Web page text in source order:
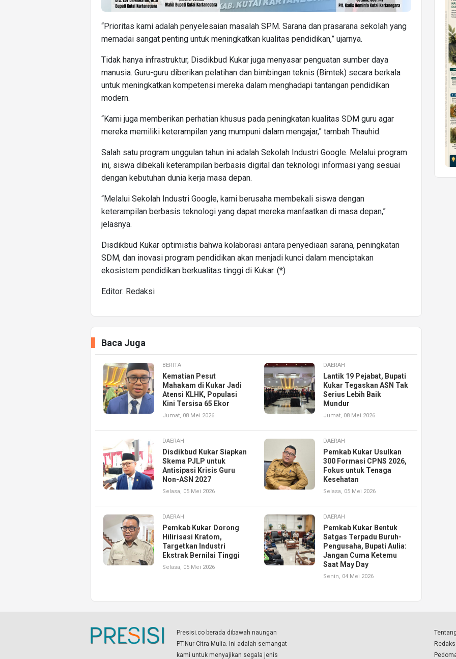
“Prioritas kami adalah penyelesaian masalah SPM. Sarana dan prasarana sekolah yang
memadai sangat penting untuk meningkatkan kualitas pendidikan,” ujarnya.
Tidak hanya infrastruktur, Disdikbud Kukar juga menyasar penguatan sumber daya
manusia. Guru-guru diberikan pelatihan dan bimbingan teknis (Bimtek) secara berkala
untuk meningkatkan kompetensi mereka dalam menghadapi tantangan pendidikan
modern.
“Kami juga memberikan perhatian khusus pada peningkatan kualitas SDM guru agar
mereka memiliki keterampilan yang mumpuni dalam mengajar,” tambah Thauhid.
Salah satu program unggulan tahun ini adalah Sekolah Industri Google. Melalui program
ini, siswa dibekali keterampilan berbasis digital dan teknologi informasi yang sesuai
dengan kebutuhan dunia kerja masa depan.
“Melalui Sekolah Industri Google, kami berusaha membekali siswa dengan
keterampilan berbasis teknologi yang dapat mereka manfaatkan di masa depan,”
jelasnya.
Disdikbud Kukar optimistis bahwa kolaborasi antara penyediaan sarana, peningkatan
SDM, dan inovasi program pendidikan akan menjadi kunci dalam menciptakan
ekosistem pendidikan berkualitas tinggi di Kukar. (*)
Editor: Redaksi
Baca Juga
BERITA
Kematian Pesut
Mahakam di Kukar Jadi
Atensi KLHK, Populasi
Kini Tersisa 65 Ekor
Jumat, 08 Mei 2026
DAERAH
Lantik 19 Pejabat, Bupati
Kukar Tegaskan ASN Tak
Serius Lebih Baik
Mundur
Jumat, 08 Mei 2026
DAERAH
Disdikbud Kukar Siapkan
Skema PJLP untuk
Antisipasi Krisis Guru
Non-ASN 2027
Selasa, 05 Mei 2026
DAERAH
Pemkab Kukar Usulkan
300 Formasi CPNS 2026,
Fokus untuk Tenaga
Kesehatan
Selasa, 05 Mei 2026
DAERAH
Pemkab Kukar Dorong
Hilirisasi Kratom,
Targetkan Industri
Ekstrak Bernilai Tinggi
Selasa, 05 Mei 2026
DAERAH
Pemkab Kukar Bentuk
Satgas Terpadu Buruh-
Pengusaha, Bupati Aulia:
Jangan Cuma Ketemu
Saat May Day
Senin, 04 Mei 2026
Presisi.co berada dibawah naungan
PT.Nur Citra Mulia. Ini adalah semangat
kami untuk menyajikan segala jenis
Redaksi